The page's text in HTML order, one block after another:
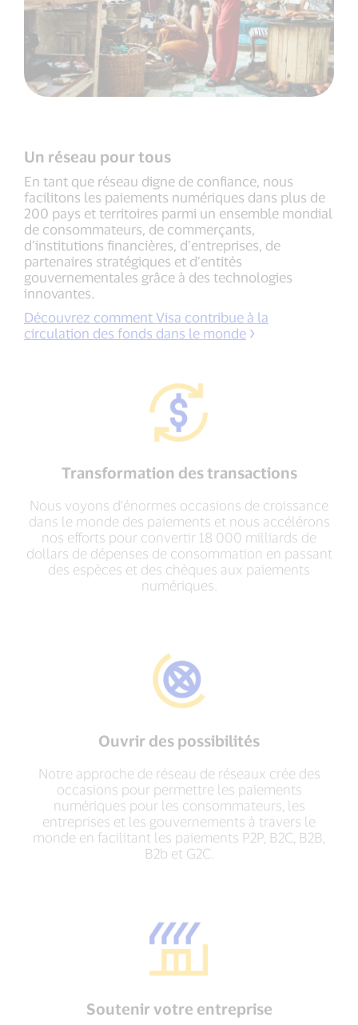
Un réseau pour tous
En tant que réseau digne de confiance, nous
facilitons les paiements numériques dans plus de
200 pays et territoires parmi un ensemble mondial
de consommateurs, de commerçants,
d’institutions financières, d’entreprises, de
partenaires stratégiques et d’entités
gouvernementales grâce à des technologies
innovantes.
Découvrez comment Visa contribue à la
circulation des fonds dans le monde
Transformation des transactions
Nous voyons d’énormes occasions de croissance
dans le monde des paiements et nous accélérons
nos efforts pour convertir 18 000 milliards de
dollars de dépenses de consommation en passant
des espèces et des chèques aux paiements
numériques.
Ouvrir des possibilités
Notre approche de réseau de réseaux crée des
occasions pour permettre les paiements
numériques pour les consommateurs, les
entreprises et les gouvernements à travers le
monde en facilitant les paiements P2P, B2C, B2B,
B2b et G2C.
Soutenir votre entreprise